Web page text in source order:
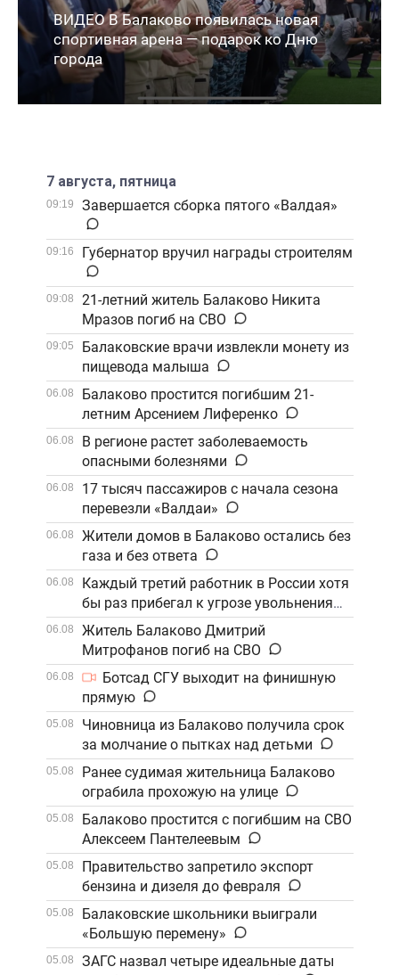
ВИДЕО В Балаково появилась новая
спортивная арена — подарок ко Дню
города
7 августа, пятница
09:19 Завершается сборка пятого «Валдая»
09:16 Губернатор вручил награды строителям
09:08
21-летний житель Балаково Никита
Мразов погиб на СВО
09:05
Балаковские врачи извлекли монету из
пищевода малыша
06.08
Балаково простится погибшим 21-
летним Арсением Лиференко
06.08
В регионе растет заболеваемость
опасными болезнями
06.08
17 тысяч пассажиров с начала сезона
перевезли «Валдаи»
06.08
Жители домов в Балаково остались без
газа и без ответа
06.08
Каждый третий работник в России хотя
бы раз прибегал к угрозе увольнения
06.08
Житель Балаково Дмитрий
Митрофанов погиб на СВО
06.08
Ботсад СГУ выходит на финишную
прямую
05.08
Чиновница из Балаково получила срок
за молчание о пытках над детьми
05.08
Ранее судимая жительница Балаково
ограбила прохожую на улице
05.08
Балаково простится с погибшим на СВО
Алексеем Пантелеевым
05.08
Правительство запретило экспорт
бензина и дизеля до февраля
05.08
Балаковские школьники выиграли
«Большую перемену»
05.08
ЗАГС назвал четыре идеальные даты